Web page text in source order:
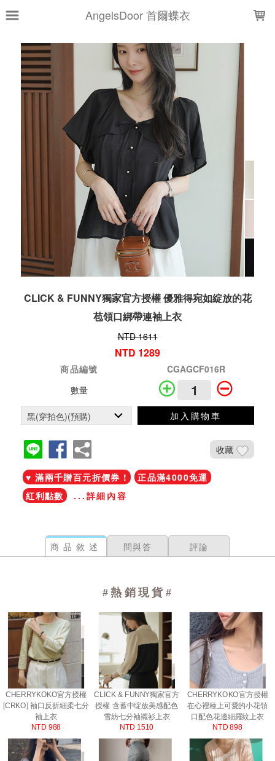
AngelsDoor 首爾蝶衣
CLICK & FUNNY獨家官方授權 優雅得宛如綻放的花
苞領口綁帶連袖上衣
NTD 1611
NTD 1289
商品編號
CGAGCF016R
數量
加入購物車
收藏
♥ 滿兩千贈百元折價券 !
正品滿4000免運
紅利點數
...詳細內容
商品敘述 問與答 評論